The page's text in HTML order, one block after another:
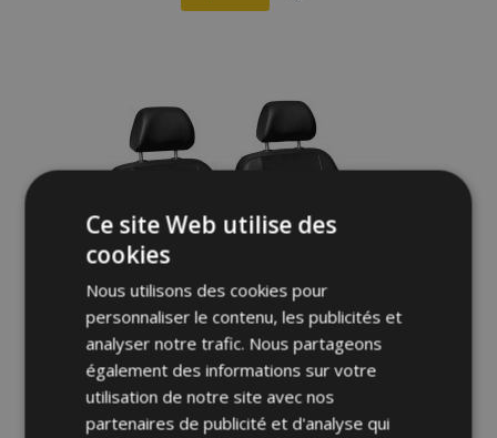
liste
d'achats
Ce site Web utilise des
cookies
Nous utilisons des cookies pour
personnaliser le contenu, les publicités et
analyser notre trafic. Nous partageons
également des informations sur votre
utilisation de notre site avec nos
partenaires de publicité et d'analyse qui